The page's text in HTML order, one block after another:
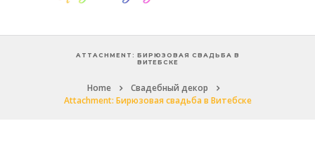
ATTACHMENT: БИРЮЗОВАЯ СВАДЬБА В
ВИТЕБСКЕ
Home
Свадебный декор
Attachment: Бирюзовая свадьба в Витебске